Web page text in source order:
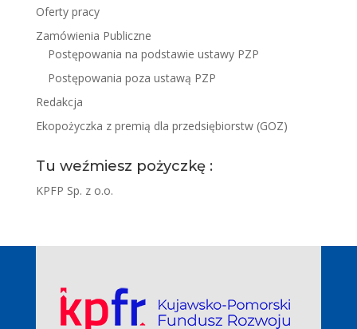
Oferty pracy
Zamówienia Publiczne
Postępowania na podstawie ustawy PZP
Postępowania poza ustawą PZP
Redakcja
Ekopożyczka z premią dla przedsiębiorstw (GOZ)
Tu weźmiesz pożyczkę :
KPFP Sp. z o.o.